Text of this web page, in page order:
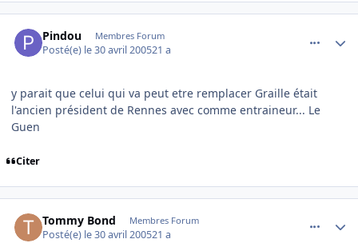
Pindou Membres Forum
Posté(e) le 30 avril 200521 a
y parait que celui qui va peut etre remplacer Graille était
l'ancien président de Rennes avec comme entraineur... Le
Guen
Citer
Tommy Bond Membres Forum
Posté(e) le 30 avril 200521 a